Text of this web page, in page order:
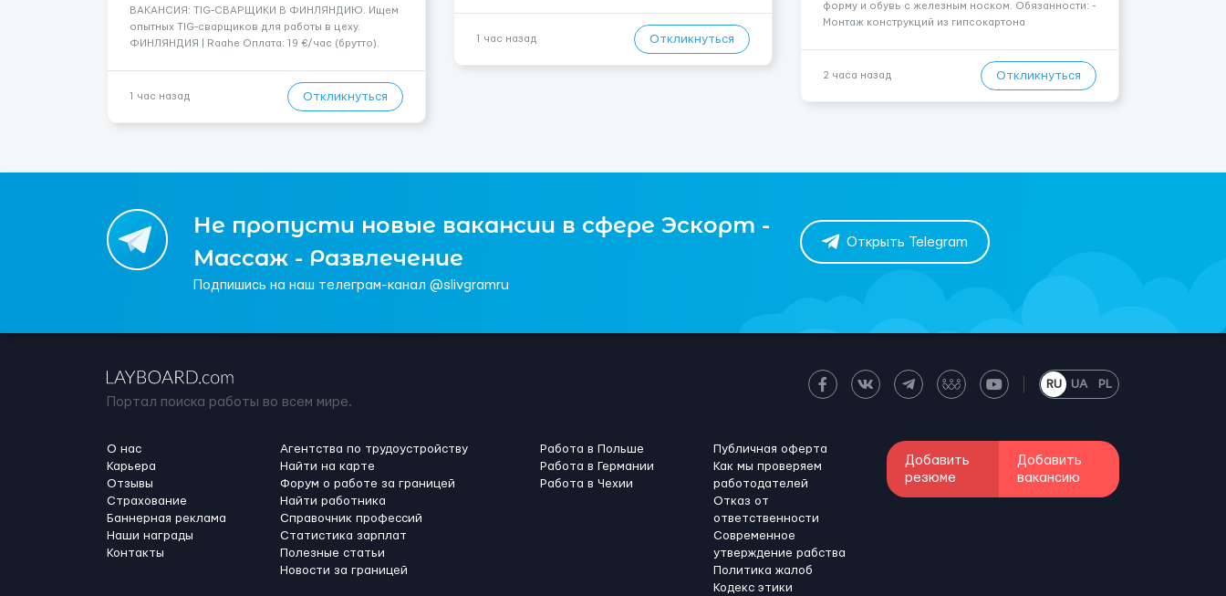
​​ВАКАНСИЯ: TIG-СВАРЩИКИ В ФИНЛЯНДИЮ. Ищем
опытных TIG-сварщиков для работы в цеху.
ФИНЛЯНДИЯ | Raahe Оплата: 19 €/час (брутто).
переработки. Дата начала: — Как можно скорее....
1 час назад Откликнуться
других поручений заведующего складом. ✅
1 час назад Откликнуться
форму и обувь с железным носком. Обязанности: -
Монтаж конструкций из гипсокартона
Выполнение малярных работ (шпатлевка,
грунтовка, покраска); - Штукатурные работы ...
2 часа назад Откликнуться
Не пропусти новые вакансии в сфере Эскорт -
Массаж - Развлечение
Подпишись на наш телеграм-канал @slivgramru
Открыть Telegram
Портал поиска работы во всем мире.
RU UA PL
О нас
Карьера
Отзывы
Страхование
Баннерная реклама
Наши награды
Контакты
Агентства по трудоустройству
Найти на карте
Форум о работе за границей
Найти работника
Справочник профессий
Статистика зарплат
Полезные статьи
Новости за границей
Работа в Польше
Работа в Германии
Работа в Чехии
Публичная оферта
Как мы проверяем
работодателей
Отказ от
ответственности
Современное
утверждение рабства
Политика жалоб
Кодекс этики
Добавить
резюме
Добавить
вакансию